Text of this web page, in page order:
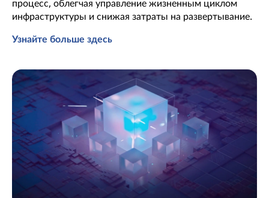
процесс, облегчая управление жизненным циклом
инфраструктуры и снижая затраты на развертывание.
Узнайте больше здесь